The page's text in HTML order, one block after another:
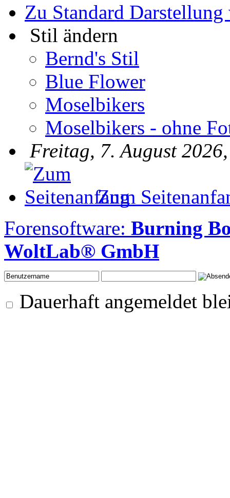
Zu Standard Darstellung
Stil ändern
Bernd's Stil
Blue Flower
Moselbikers
Moselbikers - ohne
Freitag, 7. August
Zum
Forensoftware: Burning
WoltLab® GmbH
Dauerhaft angemeldet